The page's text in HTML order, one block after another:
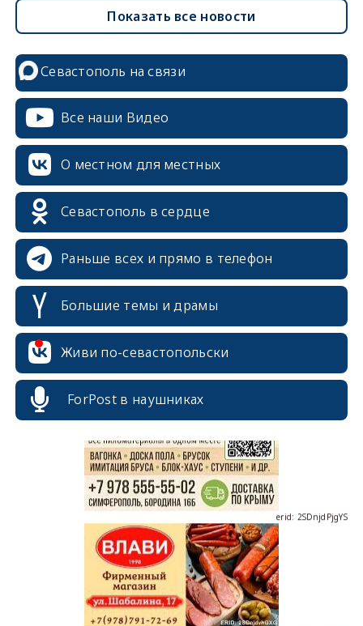
Показать все новости
Севастополь на связи
Все наши Видео
О местном для местных
Севастополь в сердце
Раньше всех и прямо в телефон
Большие темы и драмы
Живи по-севастопольски
ForPost в наушниках
erid: 2SDnjdPjgYS
erid: 2SDnjdvhGXG